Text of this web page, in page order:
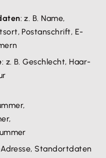
: z. B. Name,
Postanschrift, E-
: z. B. Geschlecht, Haar-
Adresse, Standortdaten